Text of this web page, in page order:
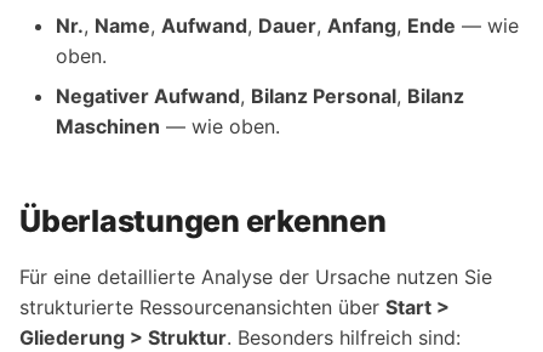
Nr., Name, Aufwand, Dauer, Anfang, Ende — wie
oben.
Negativer Aufwand, Bilanz Personal, Bilanz
Maschinen — wie oben.
Überlastungen erkennen
Für eine detaillierte Analyse der Ursache nutzen Sie
strukturierte Ressourcenansichten über Start >
Gliederung > Struktur. Besonders hilfreich sind: